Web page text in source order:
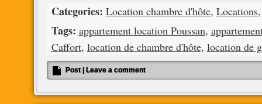
Categories: Location chambre d'hôte, Locations
Tags: appartement location Poussan,
Caffort, location de chambre d'hôte, location de
Post Leave a comment